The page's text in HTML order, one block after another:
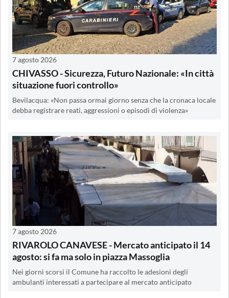
7 agosto 2026
CHIVASSO - Sicurezza, Futuro Nazionale: «In città
situazione fuori controllo»
Bevilacqua: «Non passa ormai giorno senza che la cronaca locale
debba registrare reati, aggressioni o episodi di violenza»
7 agosto 2026
RIVAROLO CANAVESE - Mercato anticipato il 14
agosto: si fa ma solo in piazza Massoglia
Nei giorni scorsi il Comune ha raccolto le adesioni degli
ambulanti interessati a partecipare al mercato anticipato